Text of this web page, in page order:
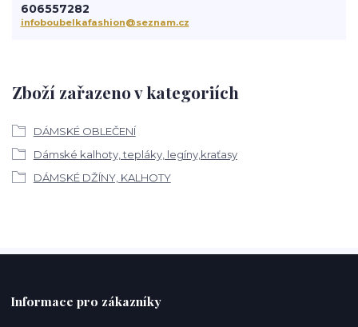
Zboží zařazeno v kategoriích
DÁMSKÉ OBLEČENÍ
Dámské kalhoty, tepláky, legíny,kraťasy
DÁMSKÉ DŽÍNY, KALHOTY
606557282
infoboubelkafashion@seznam.cz
Informace pro zákazníky